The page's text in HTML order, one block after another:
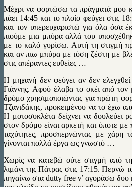
Μέχρι να φορτώσω τα πράγματά μου
πάει 14:45 και το πλοίο φεύγει στις
και τον υπερευχαριστώ για όλα όσα
πιούμε μια μπύρα αλλά του
με το καλό γυρίσω. Αυτή τη στιγμή
και αν πιω μπύρα με τόση ζέστη με
στις απέραντες ευθείες …
Η μηχανή δεν φεύγει αν δεν
Γιάννης. Αφού έλαβα το οκέι από τον
δρόμο χρησιμοποιώντας για πρώτη
Τζανιδάκης, προκειμένου να το έχω
Η μοτοσυκλέτα δείχνει να δουλεύει
στον δρόμο είναι αρκετή και όποτε με
ταχύτητες, προσπερνώντας με χάρη
γίνονται πολλά έργα ως γνωστό …
Χωρίς να κατεβώ ούτε στιγμή από
λιμάνι της Πάτρας στις 17:15. Περνώ
πηγαίνω στα dutty free ν’ αγοράσω δυο